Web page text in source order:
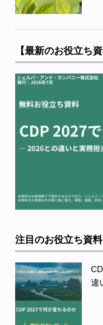
【最新のお役立ち
注目のお役立ち資料
違